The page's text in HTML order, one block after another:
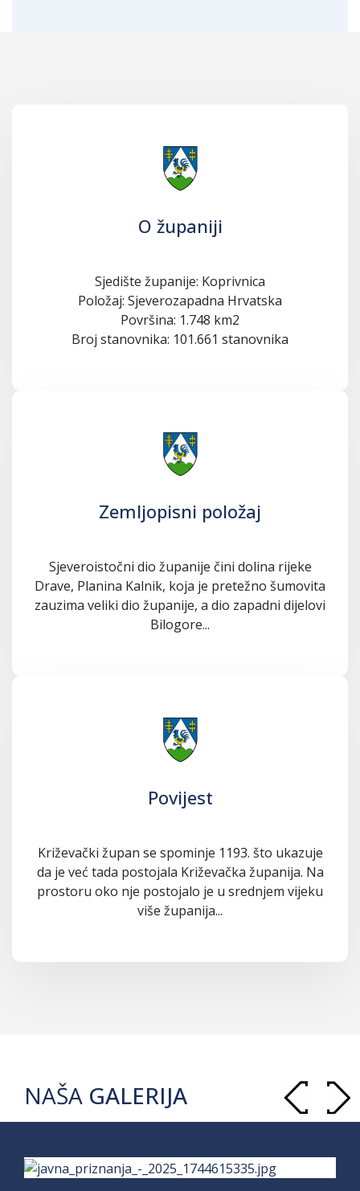
O županiji
Sjedište županije: Koprivnica
Položaj: Sjeverozapadna Hrvatska
Površina: 1.748 km2
Broj stanovnika: 101.661 stanovnika
Zemljopisni položaj
Sjeveroistočni dio županije čini dolina rijeke
Drave, Planina Kalnik, koja je pretežno šumovita
zauzima veliki dio županije, a dio zapadni dijelovi
Bilogore...
Povijest
Križevački župan se spominje 1193. što ukazuje
da je već tada postojala Križevačka županija. Na
prostoru oko nje postojalo je u srednjem vijeku
više županija...
NAŠA GALERIJA